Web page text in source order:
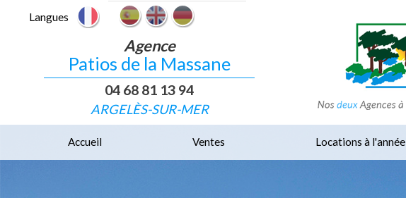
Langues
Agence
Patios de la Massane
04 68 81 13 94
ARGELÈS-SUR-MER
Accueil Ventes Locations à l'année